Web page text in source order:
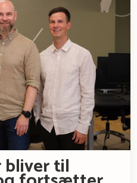
bliver til